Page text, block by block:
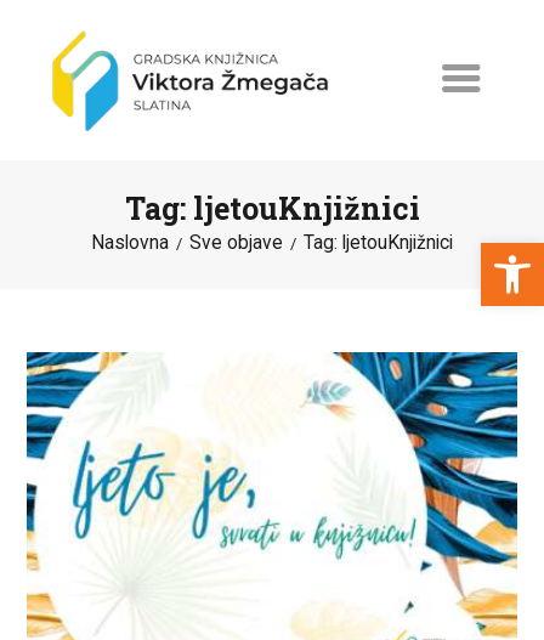
Open toolbar
Tag: ljetouKnjižnici
Naslovna Sve objave Tag: ljetouKnjižnici
NOVOSTI
PROGRAMI I PROJEKTI
KATALOG
O KNJIŽNICI
ODJELI